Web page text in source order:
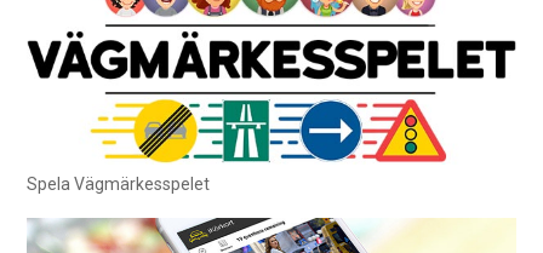
Spela Vägmärkesspelet